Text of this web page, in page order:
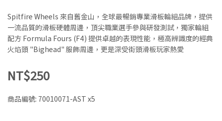
Spitfire Wheels 來自舊金山，全球最暢銷專業滑板輪組品牌，提供
一流品質的滑板硬體周邊，頂尖職業選手參與研發測試，獨家輪組
配方 Formula Fours (F4) 提供卓越的表現性能，極高辨識度的經典
火焰頭 "Bighead" 服飾周邊，更是深受街頭滑板玩家熱愛
NT$250
商品編號: 70010071-AST x5